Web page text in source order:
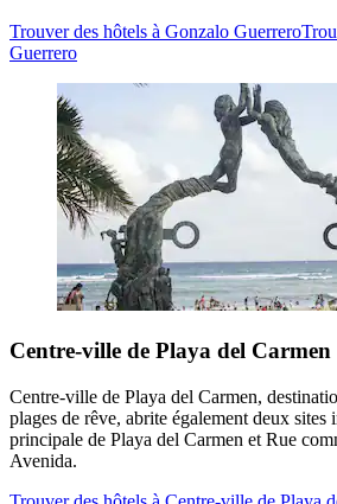
Trouver des hôtels à Gonzalo Guerrero
Guerrero
Centre-ville de Playa del Carmen
Centre-ville de Playa del Carmen,
plages de rêve, abrite également deux sites
principale de Playa del Carmen et Rue
Avenida.